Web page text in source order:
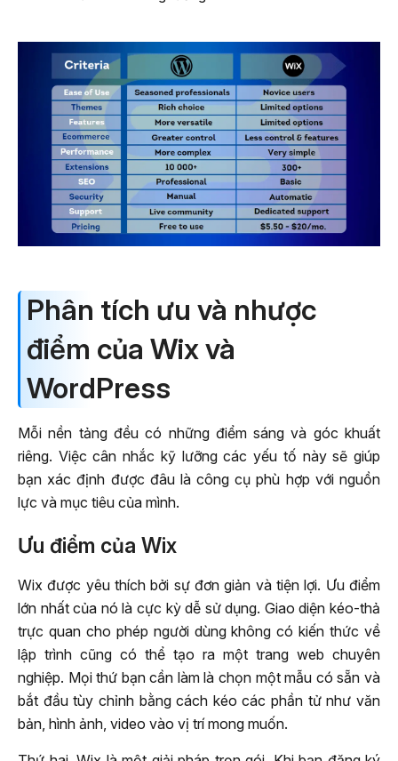
Phân tích ưu và nhược
điểm của Wix và
WordPress
Mỗi nền tảng đều có những điểm sáng và góc khuất
riêng. Việc cân nhắc kỹ lưỡng các yếu tố này sẽ giúp
bạn xác định được đâu là công cụ phù hợp với nguồn
lực và mục tiêu của mình.
Ưu điểm của Wix
Wix được yêu thích bởi sự đơn giản và tiện lợi. Ưu điểm
lớn nhất của nó là cực kỳ dễ sử dụng. Giao diện kéo-thả
trực quan cho phép người dùng không có kiến thức về
lập trình cũng có thể tạo ra một trang web chuyên
nghiệp. Mọi thứ bạn cần làm là chọn một mẫu có sẵn và
bắt đầu tùy chỉnh bằng cách kéo các phần tử như văn
bản, hình ảnh, video vào vị trí mong muốn.